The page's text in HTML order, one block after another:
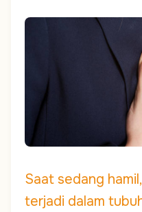
Saat sedang
terjadi dalam